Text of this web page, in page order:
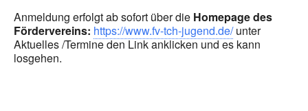
Anmeldung erfolgt ab sofort über die Homepage des
Fördervereins: https://www.fv-tch-jugend.de/unter
Aktuelles /Termine den Link anklicken und es kann
losgehen.